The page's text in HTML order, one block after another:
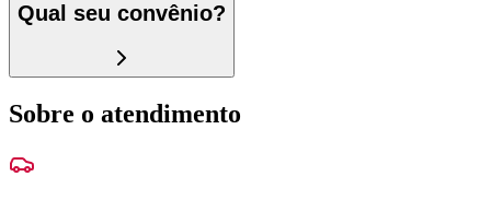
Qual seu convênio?
Sobre o atendimento